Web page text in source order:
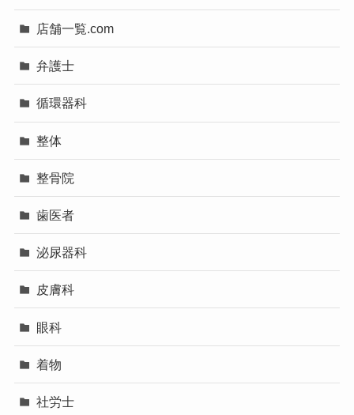
店舗一覧.com
弁護士
循環器科
整体
整骨院
歯医者
泌尿器科
皮膚科
眼科
着物
社労士